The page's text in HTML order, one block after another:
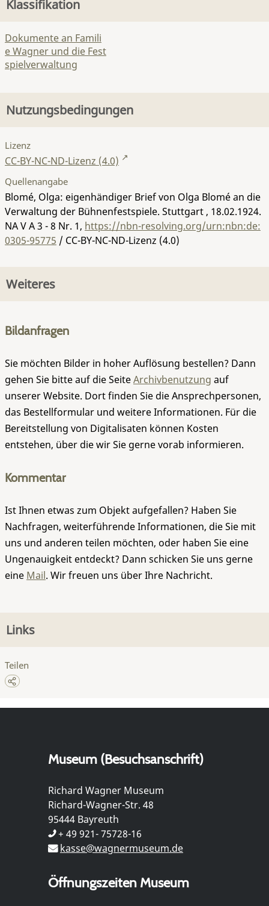
Klassifikation
Dokumente an Famili
e Wagner und die Fest
spielverwaltung
Nutzungsbedingungen
Lizenz
CC-BY-NC-ND-Lizenz (4.0)
Quellenangabe
Blomé, Olga: eigenhändiger Brief von Olga Blomé an die
Verwaltung der Bühnenfestspiele. Stuttgart , 18.02.1924.
NA V A 3 - 8 Nr. 1, https://nbn-resolving.org/urn:nbn:de:
0305-95775 / CC-BY-NC-ND-Lizenz (4.0)
Weiteres
Bildanfragen
Sie möchten Bilder in hoher Auflösung bestellen? Dann
gehen Sie bitte auf die SeiteArchivbenutzung auf
unserer Website. Dort finden Sie die Ansprechpersonen,
das Bestellformular und weitere Informationen. Für die
Bereitstellung von Digitalisaten können Kosten
entstehen, über die wir Sie gerne vorab informieren.
Kommentar
Ist Ihnen etwas zum Objekt aufgefallen? Haben Sie
Nachfragen, weiterführende Informationen, die Sie mit
uns und anderen teilen möchten, oder haben Sie eine
Ungenauigkeit entdeckt? Dann schicken Sie uns gerne
eine Mail. Wir freuen uns über Ihre Nachricht.
Links
Teilen
Museum (Besuchsanschrift)
Richard Wagner Museum
Richard-Wagner-Str. 48
95444 Bayreuth
+ 49 921- 75728-16
kasse@wagnermuseum.de
Öffnungszeiten Museum